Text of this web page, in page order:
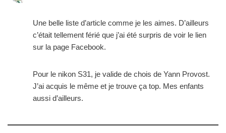
Une belle liste d’article comme je les aimes. D’ailleurs
c’était tellement férié que j’ai été surpris de voir le lien
sur la page Facebook.
Pour le nikon S31, je valide de chois de Yann Provost.
J’ai acquis le même et je trouve ça top. Mes enfants
aussi d’ailleurs.